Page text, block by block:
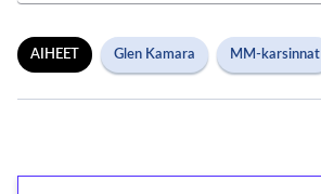
AIHEET Glen Kamara MM-karsinnat